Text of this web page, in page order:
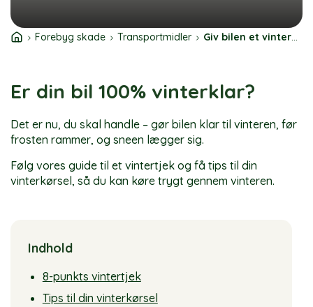
Forebyg skade Transportmidler Giv bilen et vintertjek
Er din bil 100% vinterklar?
Det er nu, du skal handle – gør bilen klar til vinteren, før
frosten rammer, og sneen lægger sig.
Følg vores guide til et vintertjek og få tips til din
vinterkørsel, så du kan køre trygt gennem vinteren.
Indhold
8-punkts vintertjek
Tips til din vinterkørsel